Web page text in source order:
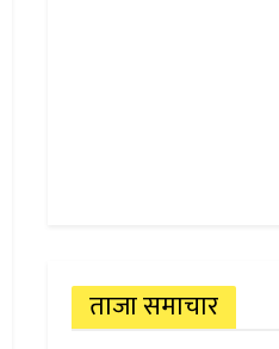
ताजा समाचार